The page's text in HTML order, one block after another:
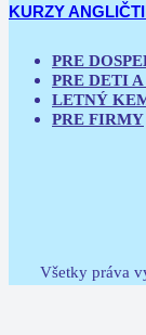
KURZY
PRE
PRE DETI
LETNÝ
PRE FIRMY
Všetky práva